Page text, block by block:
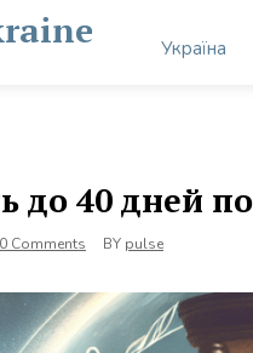
Україна
до 40 дней
0 Comments BY pulse